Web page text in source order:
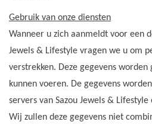
INSPIRATIE
SALE
Blog
Gebruik van onze diensten
Wanneer u zich aanmeldt voor een
Jewels & Lifestyle vragen we u om
verstrekken. Deze gegevens
kunnen voeren. De gegevens
servers van Sazou Jewels &
Wij zullen deze gegevens niet